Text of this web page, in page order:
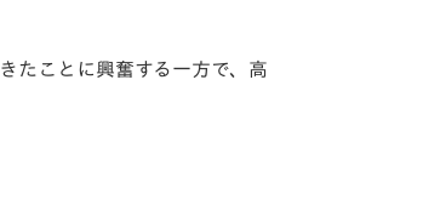
たことに興奮する一方で、高